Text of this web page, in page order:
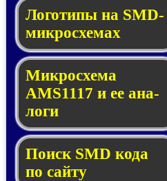
Логотипы на SMD-
мик­ро­схе­мах
Микросхема
AMS1117 и ее ана­
ло­ги
Поиск SMD ко­да
по сай­ту